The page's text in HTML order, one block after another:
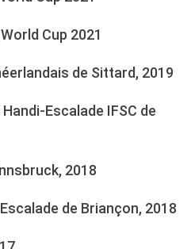
Cup 2021
de Sittard, 2019
Escalade IFSC de
2018
de Briançon, 2018